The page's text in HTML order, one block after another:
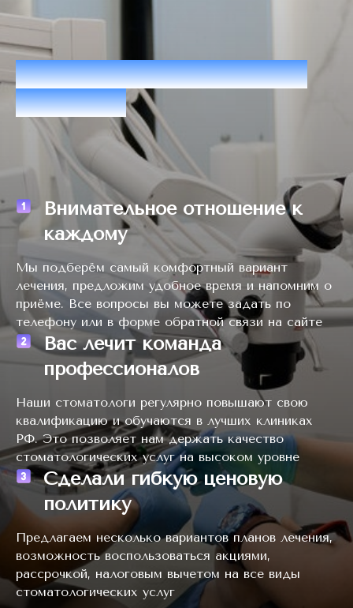
Нам доверяют взрослые
пациенты
Внимательное отношение к
каждому
Мы подберём самый комфортный вариант
лечения, предложим удобное время и напомним о
приёме. Все вопросы вы можете задать по
телефону или в форме обратной связи на сайте
Вас лечит команда
профессионалов
Наши стоматологи регулярно повышают свою
квалификацию и обучаются в лучших клиниках
РФ. Это позволяет нам держать качество
стоматологических услуг на высоком уровне
Сделали гибкую ценовую
политику
Предлагаем несколько вариантов планов лечения,
возможность воспользоваться акциями,
рассрочкой, налоговым вычетом на все виды
стоматологических услуг